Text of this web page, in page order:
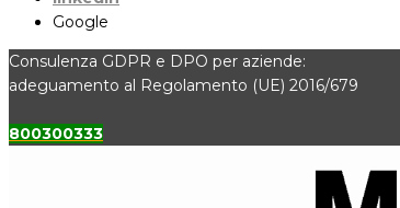
Google
Consulenza GDPR e DPO per aziende:
adeguamento al Regolamento (UE) 2016/679
800300333